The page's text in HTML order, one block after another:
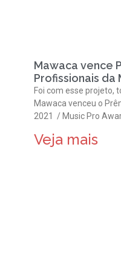
Mawaca vence
Profissionais da
Foi com esse projeto,
Mawaca venceu o
2021 / Music Pro
Veja mais